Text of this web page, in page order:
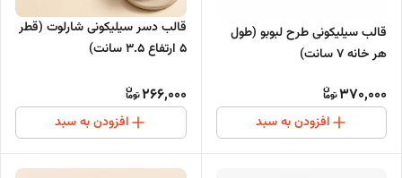
قالب سیلیکونی طرح لبوبو (طول
هر خانه ۷ سانت)
370,000
افزودن به سبد
قالب دسر سیلیکونی شارلوت (قطر
۵ ارتفاع ۳.۵ سانت)
266,000
افزودن به سبد